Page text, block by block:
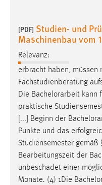
[PDF] Studien- und
Maschinenbau vom
Relevanz:
erbracht haben, müssen
Fachstudienberatung
Die Bachelorarbeit kann
praktische
[...] Beginn der
Punkte und das
Studiensemester gemäß
Bearbeitungszeit der
unbeschadet einer
Monate. (4) 1Die
Zweck:
Zugriffsstatistik
Cookie Laufzeit:
Max. 13 Monate
MARKETING
Marketing Cookies
verwendet, um
Sie tun dies, indem
hinweg verfolgen.